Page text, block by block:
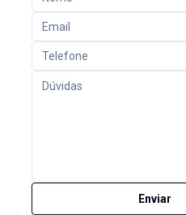
Enviar